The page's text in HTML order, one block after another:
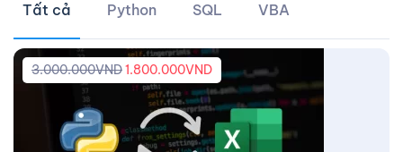
Tất cả Python SQL VBA
3.000.000VND1.800.000VND